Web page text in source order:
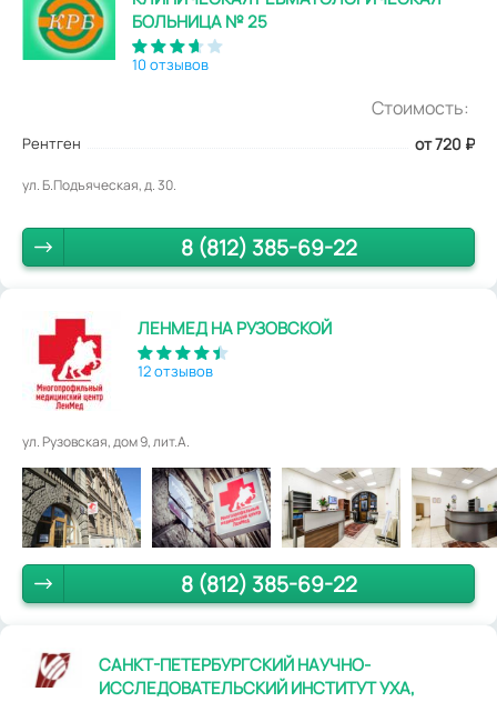
БОЛЬНИЦА № 25
10 отзывов
Стоимость:
Рентген от 720 ₽
ул. Б.Подъяческая, д. 30.
8 (812) 385-69-22
ЛЕНМЕД НА РУЗОВСКОЙ
12 отзывов
ул. Рузовская, дом 9, лит.А.
8 (812) 385-69-22
САНКТ-ПЕТЕРБУРГСКИЙ НАУЧНО-
ИССЛЕДОВАТЕЛЬСКИЙ ИНСТИТУТ УХА,